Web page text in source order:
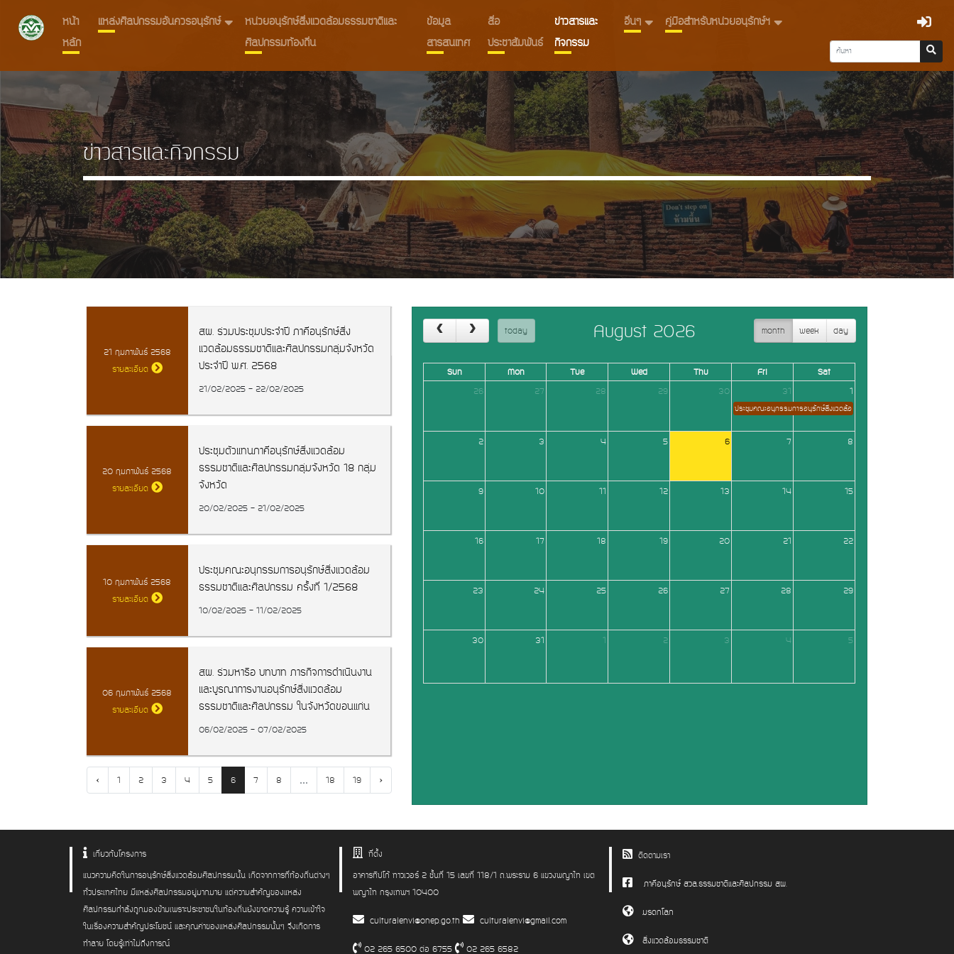
หน้า
หลัก
แหล่งศิลปกรรมอันควรอนุรักษ์
หน่วยอนุรักษ์สิ่งแวดล้อมธรรมชาติและ
ศิลปกรรมท้องถิ่น
ข้อมูล
สารสนเทศ
สื่อ
ประชาสัมพันธ์
ข่าวสารและ
กิจกรรม
อื่นๆ คู่มือสำหรับหน่วยอนุรักษ์ฯ
ข่าวสารและกิจกรรม
21 กุมภาพันธ์ 2568
รายละเอียด
สผ. ร่วมประชุมประจำปี ภาคีอนุรักษ์สิ่ง
แวดล้อมธรรมชาติและศิลปกรรมกลุ่มจังหวัด
ประจำปี พ.ศ. 2568
21/02/2025 - 22/02/2025
20 กุมภาพันธ์ 2568
รายละเอียด
ประชุมตัวแทนภาคีอนุรักษ์สิ่งแวดล้อม
ธรรมชาติและศิลปกรรมกลุ่มจังหวัด 18 กลุ่ม
จังหวัด
20/02/2025 - 21/02/2025
10 กุมภาพันธ์ 2568
รายละเอียด
ประชุมคณะอนุกรรมการอนุรักษ์สิ่งแวดล้อม
ธรรมชาติและศิลปกรรม ครั้งที่ 1/2568
10/02/2025 - 11/02/2025
06 กุมภาพันธ์ 2568
รายละเอียด
สผ. ร่วมหารือ บทบาท ภารกิจการดำเนินงาน
และบูรณาการงานอนุรักษ์สิ่งแวดล้อม
ธรรมชาติและศิลปกรรม ในจังหวัดขอนแก่น
06/02/2025 - 07/02/2025
‹ 1 2 3 4 5 6 7 8 ... 18 19 ›
today month week day
August 2026
Sun Mon Tue Wed Thu Fri
Sat
26
27 28 29 30 31 1
ประชุมคณะอนุกรรมการอนุรักษ์สิ่งแวดล้อมธรรมชาติและศิลปกรรมประจำจังห
2 3 4 5 6 7 8
9 10 11 12 13 14 15
16 17 18 19 20 21 22
23 24 25 26 27 28 29
30 31 1 2 3 4 5
เกี่ยวกับโครงการ
แนวความคิดในการอนุรักษ์สิ่งแวดล้อมศิลปกรรมนั้น เกิดจากการที่ท้องถิ่นต่างๆ
ทั่วประเทศไทย มีแหล่งศิลปกรรมอยู่มากมาย แต่ความสำคัญของแหล่ง
ศิลปกรรมกำลังถูกมองข้ามเพราะประชาชนในท้องถิ่นยังขาดความรู้ ความเข้าใจ
ในเรื่องความสำคัญประโยชน์ และคุณค่าของแหล่งศิลปกรรมนั้นๆ จึงเกิดการ
ทำลาย โดยรู้เท่าไม่ถึงการณ์
ที่ตั้ง
อาคารทิปโก้ ทาวเวอร์ 2 ชั้นที่ 15 เลขที่ 118/1 ถ.พระราม 6 แขวงพญาไท เขต
พญาไท กรุงเทพฯ 10400
culturalenvi@onep.go.th culturalenvi@gmail.com
02 265 6500 ต่อ 6755 02 265 6582
ติดตามเรา
ภาคีอนุรักษ์ สวล.ธรรมชาติและศิลปกรรม สผ.
มรดกโลก
สิ่งแวดล้อมธรรมชาติ